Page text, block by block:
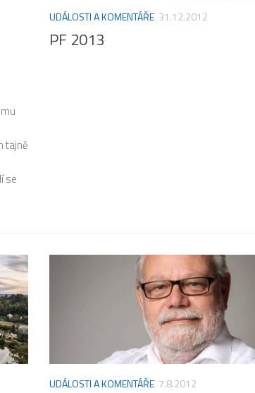
tajně
se
UDÁLOSTI A KOMENTÁŘE 31.12.2012
PF 2013
UDÁLOSTI A KOMENTÁŘE 7.8.2012